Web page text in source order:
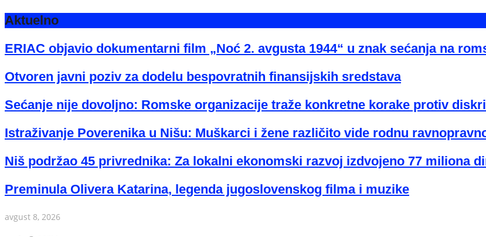
Aktuelno
ERIAC objavio dokumentarni film „Noć 2. avgusta 1944“ u znak sećanja na
Otvoren javni poziv za dodelu bespovratnih finansijskih sredstava
Sećanje nije dovoljno: Romske organizacije traže konkretne korake protiv
Istraživanje Poverenika u Nišu: Muškarci i žene različito vide rodnu
Niš podržao 45 privrednika: Za lokalni ekonomski razvoj izdvojeno 77 miliona
Preminula Olivera Katarina, legenda jugoslovenskog filma i muzike
avgust 8, 2026